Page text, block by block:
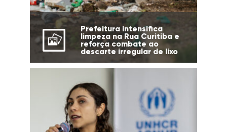
Prefeitura intensifica
limpeza na Rua Curitiba e
reforça combate ao
descarte irregular de lixo